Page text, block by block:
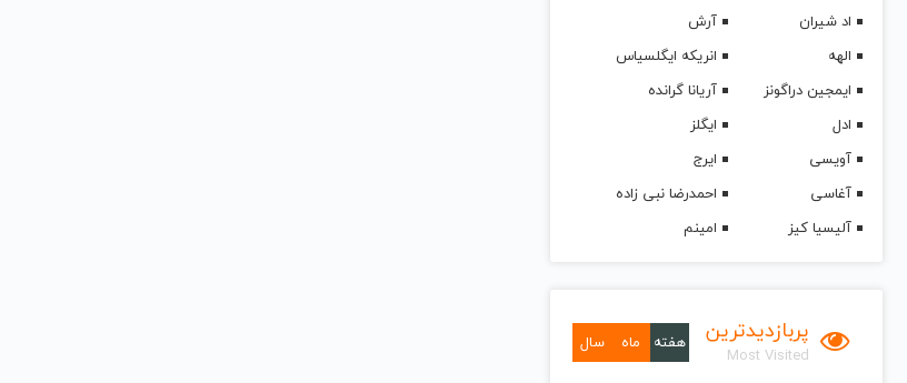
اد شیران
آرش
الهه
انریکه ایگلسیاس
ایمجین دراگونز
آریانا گرانده
ادل
ایگلز
آویسی
ایرج
آغاسی
احمدرضا نبی زاده
آلیسیا کیز
امینم
پربازدیدترین
Most Visited
هفته ماه سال